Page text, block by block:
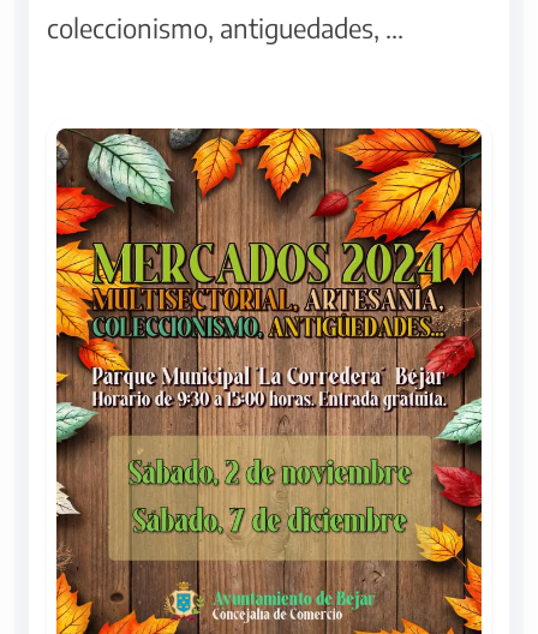
coleccionismo, antiguedades, ...